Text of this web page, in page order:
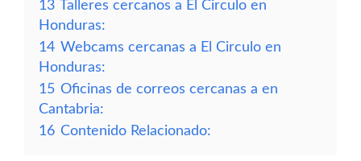
13 Talleres cercanos a El Circulo en
Honduras:
14 Webcams cercanas a El Circulo en
Honduras:
15 Oficinas de correos cercanas a en
Cantabria:
16 Contenido Relacionado: